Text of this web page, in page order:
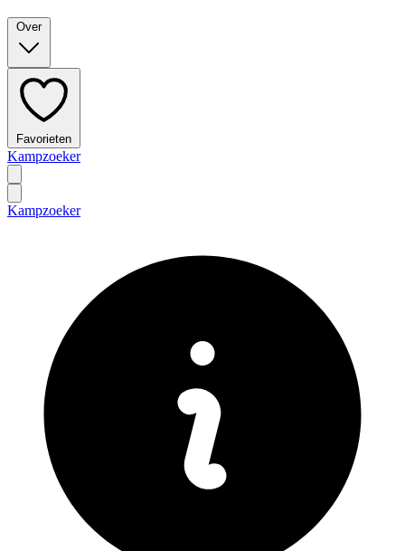
Over
Favorieten
Kampzoeker
Kampzoeker